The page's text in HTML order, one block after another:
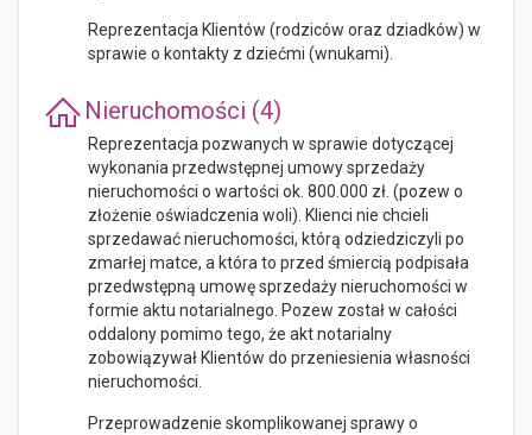
Reprezentacja Klientów (rodziców oraz dziadków) w
sprawie o kontakty z dziećmi (wnukami).
Nieruchomości (4)
Reprezentacja pozwanych w sprawie dotyczącej
wykonania przedwstępnej umowy sprzedaży
nieruchomości o wartości ok. 800.000 zł. (pozew o
złożenie oświadczenia woli). Klienci nie chcieli
sprzedawać nieruchomości, którą odziedziczyli po
zmarłej matce, a która to przed śmiercią podpisała
przedwstępną umowę sprzedaży nieruchomości w
formie aktu notarialnego. Pozew został w całości
oddalony pomimo tego, że akt notarialny
zobowiązywał Klientów do przeniesienia własności
nieruchomości.
Przeprowadzenie skomplikowanej sprawy o